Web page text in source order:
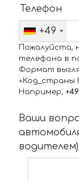
Телефон
+49
Пожалуйста,
телефона в
Формат
+Код_страны
Например,
Ваши
водителем)